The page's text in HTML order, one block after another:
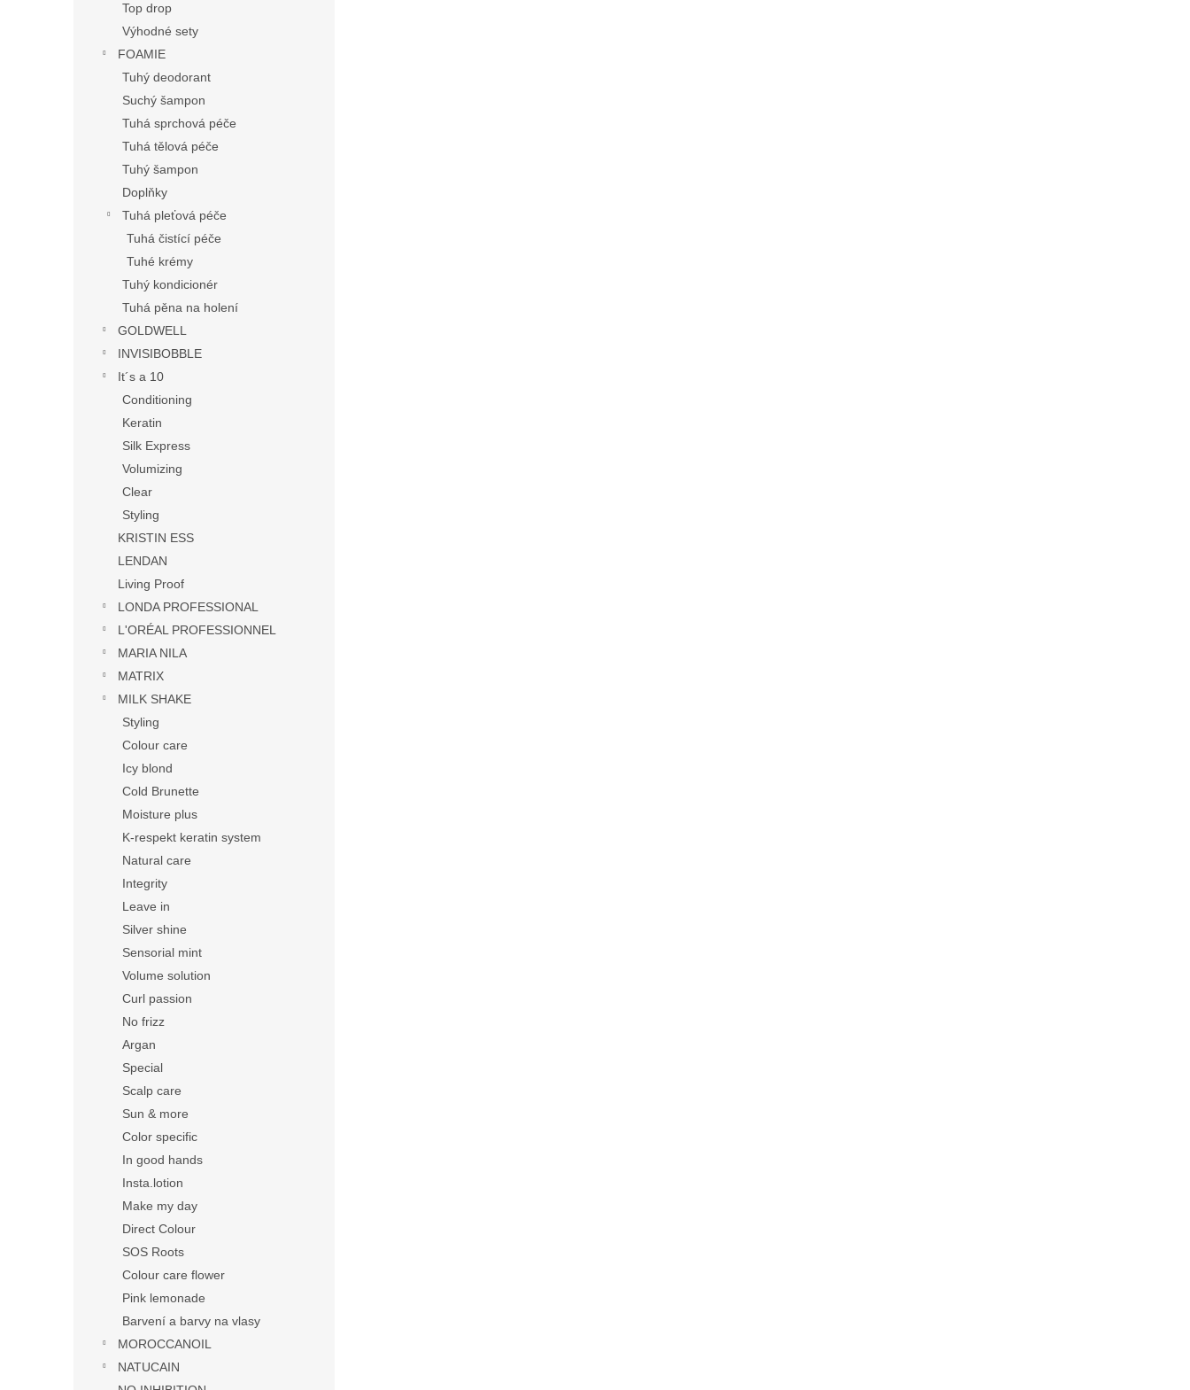
Top drop
Výhodné sety
FOAMIE
Tuhý deodorant
Suchý šampon
Tuhá sprchová péče
Tuhá tělová péče
Tuhý šampon
Doplňky
Tuhá pleťová péče
Tuhá čistící péče
Tuhé krémy
Tuhý kondicionér
Tuhá pěna na holení
GOLDWELL
INVISIBOBBLE
It´s a 10
Conditioning
Keratin
Silk Express
Volumizing
Clear
Styling
KRISTIN ESS
LENDAN
Living Proof
LONDA PROFESSIONAL
L'ORÉAL PROFESSIONNEL
MARIA NILA
MATRIX
MILK SHAKE
Styling
Colour care
Icy blond
Cold Brunette
Moisture plus
K-respekt keratin system
Natural care
Integrity
Leave in
Silver shine
Sensorial mint
Volume solution
Curl passion
No frizz
Argan
Special
Scalp care
Sun & more
Color specific
In good hands
Insta.lotion
Make my day
Direct Colour
SOS Roots
Colour care flower
Pink lemonade
Barvení a barvy na vlasy
MOROCCANOIL
NATUCAIN